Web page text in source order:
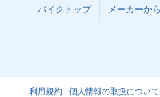
バイクトップ メーカーか
利用規約 個人情報の取扱について